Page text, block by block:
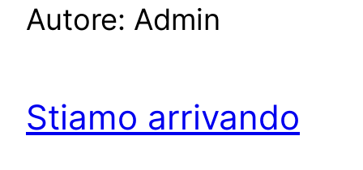
Autore: Admin
Stiamo arrivando